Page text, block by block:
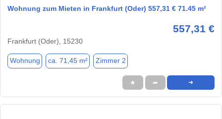
Wohnung zum Mieten in Frankfurt (Oder) 557,31 € 71.45 m²
557,31 €
Frankfurt (Oder), 15230
Wohnung ca. 71,45 m² Zimmer 2
★ ➦ ➜